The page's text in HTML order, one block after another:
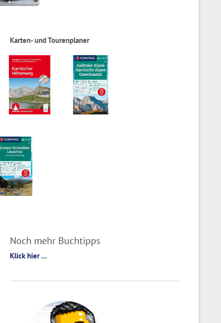
Karten- und Tourenplaner
Noch mehr Buchtipps
Klick hier ...